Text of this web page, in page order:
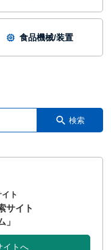
食品機械/装置
検索
ト
サイト
」
イトへ